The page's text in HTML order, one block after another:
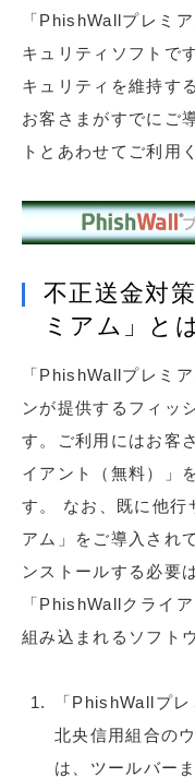
「PhishWallプレミ
キュリティソフトで
キュリティを維持す
お客さまがすでにご
トとあわせてご利用
不正送金対
ミアム」と
「PhishWallプレミ
ンが提供するフィッ
す。ご利用にはお客
イアント（無料）」
す。 なお、既に他行
アム」をご導入され
ンストールする必要
「PhishWallクライ
組み込まれるソフト
「PhishWallプ
北央信用組合の
は、ツールバー